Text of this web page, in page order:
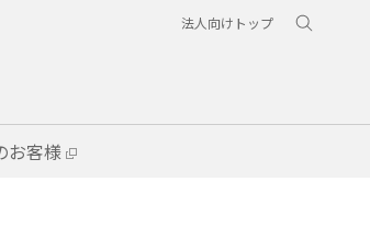
法人向けトップ
お客様